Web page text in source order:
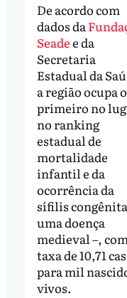
De acordo com
dados da
Seadee da
Secretaria
Estadual da
a região ocupa o
primeiro no
no ranking
estadual de
mortalidade
infantil e da
ocorrência da
sífilis
uma doença
medieval –,
taxa de 10,71
para mil
vivos.